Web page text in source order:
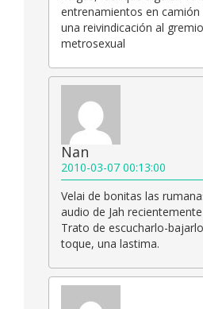
entrenamientos en
una reivindicación al
metrosexual
Nan
2010-03-07 00:13:00
Velai de bonitas las
audio de Jah
Trato de escucharlo-
toque, una lastima.